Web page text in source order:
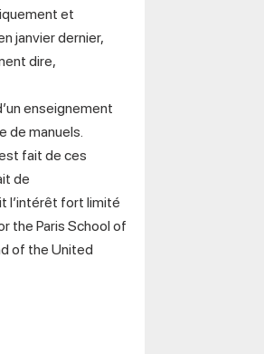
et
janvier dernier,
dire,
enseignement
de manuels.
fait de ces
de
l’intérêt fort limité
the Paris School of
of the United